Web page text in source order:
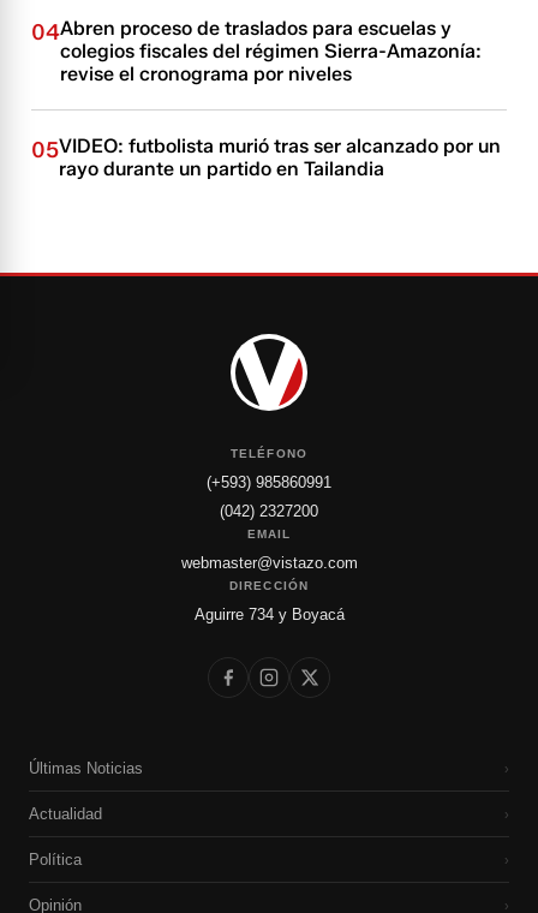
04Abren proceso de traslados para escuelas y
colegios fiscales del régimen Sierra-Amazonía:
revise el cronograma por niveles
05VIDEO: futbolista murió tras ser alcanzado por un
rayo durante un partido en Tailandia
TELÉFONO
(+593) 985860991
(042) 2327200
EMAIL
webmaster@vistazo.com
DIRECCIÓN
Aguirre 734 y Boyacá
Últimas Noticias ›
Actualidad ›
Política ›
Opinión ›